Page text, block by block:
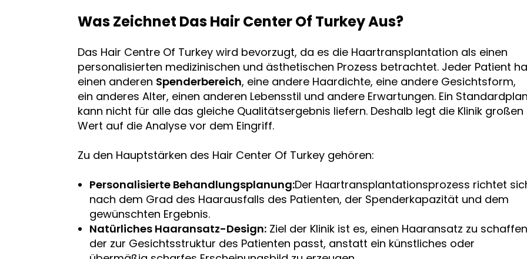
Was Zeichnet Das Hair Center Of Turkey Aus?
Das Hair Centre Of Turkey wird bevorzugt, da es die Haartransplantation als einen
personalisierten medizinischen und ästhetischen Prozess betrachtet. Jeder Patient
einen anderen Spenderbereich, eine andere Haardichte, eine andere Gesichtsform,
ein anderes Alter, einen anderen Lebensstil und andere Erwartungen. Ein Standardplan
kann nicht für alle das gleiche Qualitätsergebnis liefern. Deshalb legt die Klinik großen
Wert auf die Analyse vor dem Eingriff.
Zu den Hauptstärken des Hair Center Of Turkey gehören:
Personalisierte Behandlungsplanung:Der Haartransplantationsprozess richtet
nach dem Grad des Haarausfalls des Patienten, der Spenderkapazität und dem
gewünschten Ergebnis.
Natürliches Haaransatz-Design: Ziel der Klinik ist es, einen Haaransatz zu
der zur Gesichtsstruktur des Patienten passt, anstatt ein künstliches oder